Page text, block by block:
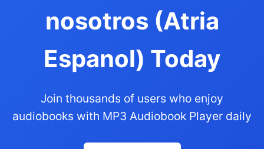
nosotros (Atria
Espanol) Today
Join thousands of users who enjoy
audiobooks with MP3 Audiobook Player daily